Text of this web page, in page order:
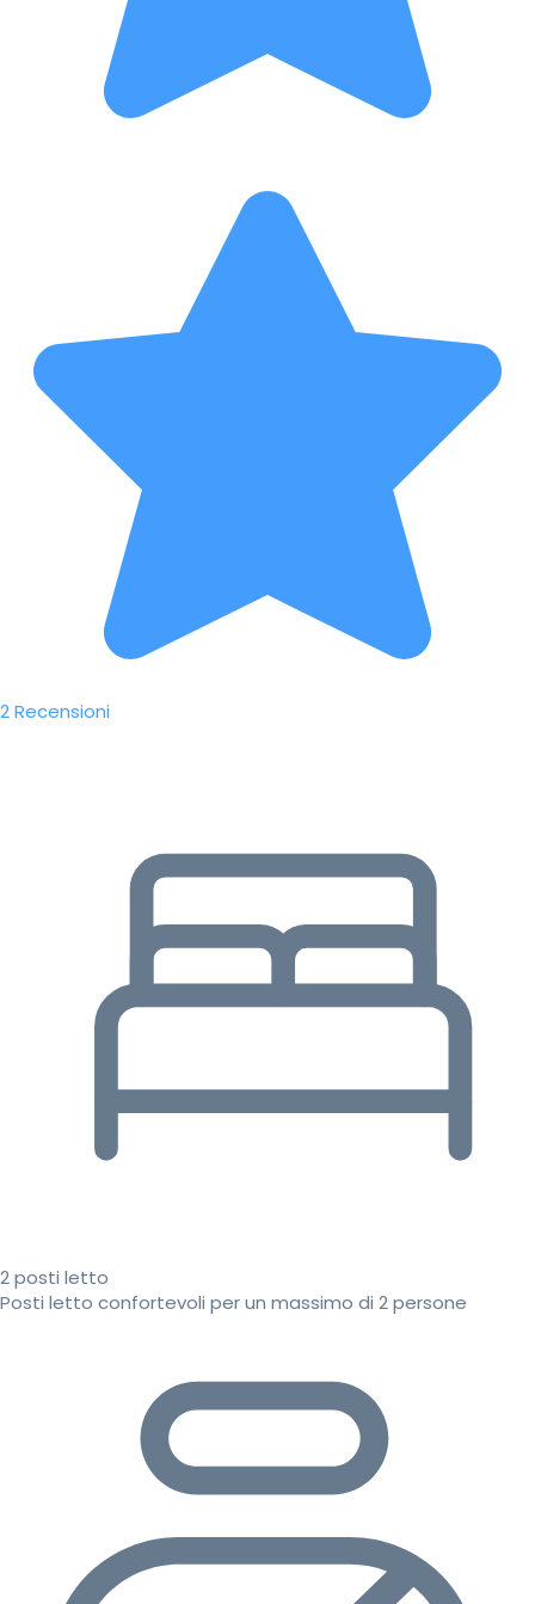
2 Recensioni
2 posti letto
Posti letto confortevoli per un massimo di 2 persone